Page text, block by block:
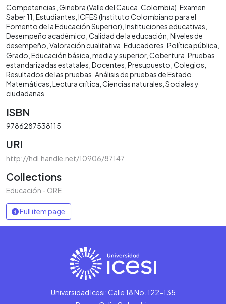
Competencias Ginebra (Valle del Cauca, Colombia) Examen
Saber 11 Estudiantes ICFES (Instituto Colombiano para el
Fomento de la Educación Superior) Instituciones educativas
Desempeño académico Calidad de la educación Niveles de
desempeño Valoración cualitativa Educadores Política pública
Grado Educación básica, media y superior Cobertura Pruebas
estandarizadas estatales Docentes Presupuesto Colegios
Resultados de las pruebas Análisis de pruebas de Estado
Matemáticas Lectura crítica Ciencias naturales Sociales y
ciudadanas
ISBN
9786287538115
URI
http://hdl.handle.net/10906/87147
Collections
Educación - ORE
Full item page
Universidad Icesi: Calle 18 No. 122-135